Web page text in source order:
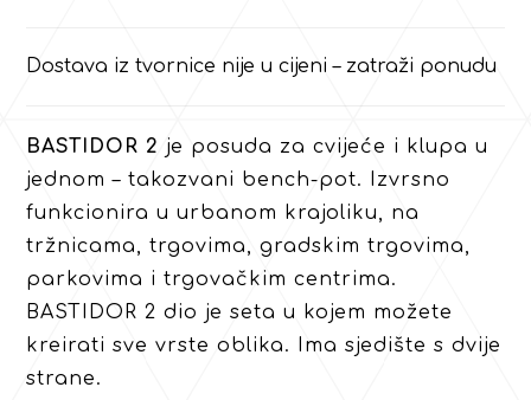
Dostava iz tvornice nije u cijeni – zatraži ponudu
BASTIDOR 2 je posuda za cvijeće i klupa u
jednom – takozvani bench-pot. Izvrsno
funkcionira u urbanom krajoliku, na
tržnicama, trgovima, gradskim trgovima,
parkovima i trgovačkim centrima.
BASTIDOR 2 dio je seta u kojem možete
kreirati sve vrste oblika. Ima sjedište s dvije
strane.